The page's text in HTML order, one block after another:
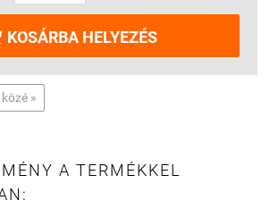
KOSÁRBA HELYEZÉS
»
A TERMÉKKEL